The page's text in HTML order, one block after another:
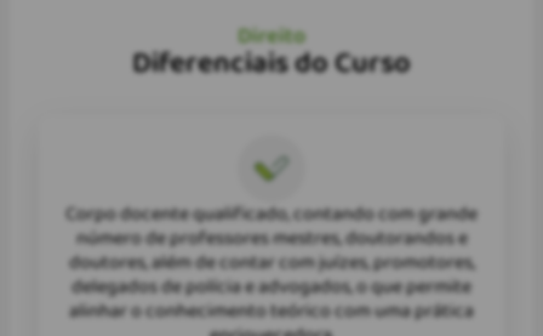
Direito
Diferenciais do Curso
Corpo docente qualificado, contando com grande
número de professores mestres, doutorandos e
doutores, além de contar com juízes, promotores,
delegados de polícia e advogados, o que permite
alinhar o conhecimento teórico com uma prática